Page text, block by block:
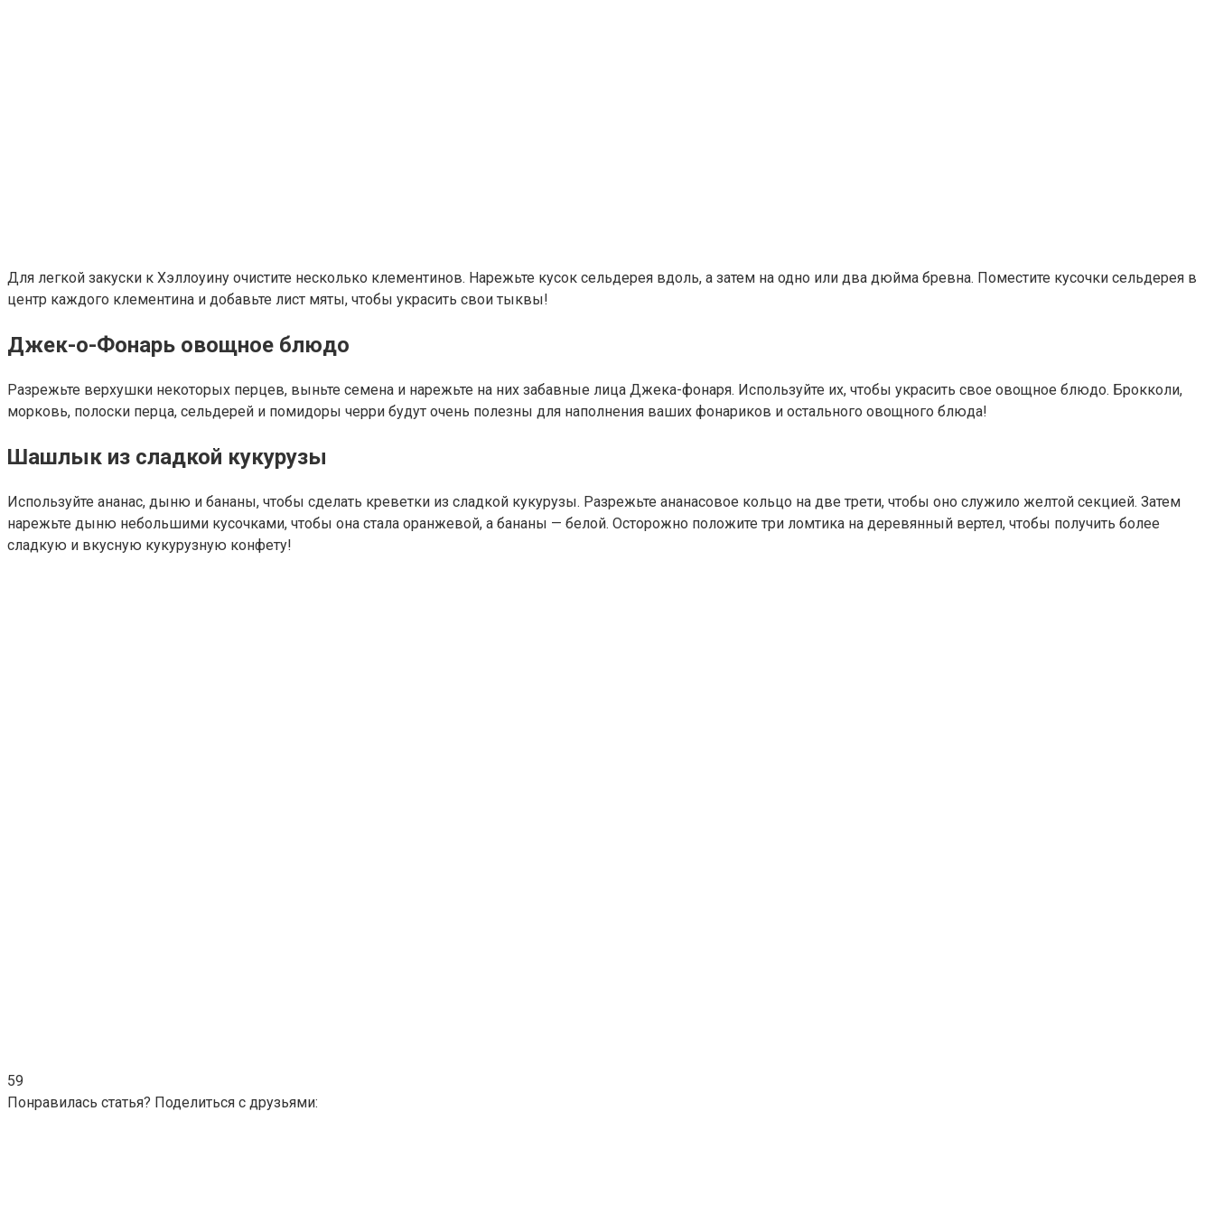
Для легкой закуски к Хэллоуину очистите несколько клементинов. Нарежьте кусок сельдерея вдоль, а затем на одно или два дюйма бревна. Поместите кусочки сельдерея в
центр каждого клементина и добавьте лист мяты, чтобы украсить свои тыквы!
Джек-о-Фонарь овощное блюдо
Разрежьте верхушки некоторых перцев, выньте семена и нарежьте на них забавные лица Джека-фонаря. Используйте их, чтобы украсить свое овощное блюдо. Брокколи,
морковь, полоски перца, сельдерей и помидоры черри будут очень полезны для наполнения ваших фонариков и остального овощного блюда!
Шашлык из сладкой кукурузы
Используйте ананас, дыню и бананы, чтобы сделать креветки из сладкой кукурузы. Разрежьте ананасовое кольцо на две трети, чтобы оно служило желтой секцией. Затем
нарежьте дыню небольшими кусочками, чтобы она стала оранжевой, а бананы — белой. Осторожно положите три ломтика на деревянный вертел, чтобы получить более
сладкую и вкусную кукурузную конфету!
59
Понравилась статья? Поделиться с друзьями: